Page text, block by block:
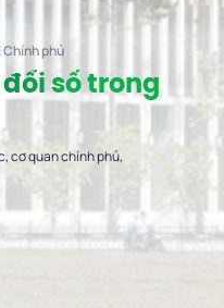
Chính phủ
số trong
cơ quan chính phủ,